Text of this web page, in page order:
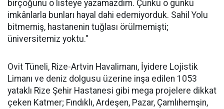
birçoğunu o listeye yazamazdım. Çünkü o günkü
imkânlarla bunları hayal dahi edemiyorduk. Sahil Yolu
bitmemiş, hastanenin tuğlası örülmemişti;
üniversitemiz yoktu."
Ovit Tüneli, Rize-Artvin Havalimanı, İyidere Lojistik
Limanı ve deniz dolgusu üzerine inşa edilen 1053
yataklı Rize Şehir Hastanesi gibi mega projelere dikkat
çeken Katmer; Fındıklı, Ardeşen, Pazar, Çamlıhemşin,